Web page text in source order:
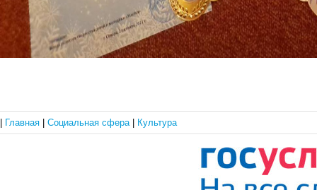
| Главная | Социальная сфера | Культура